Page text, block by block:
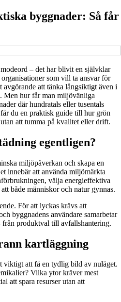
byggnader: Så får
– det har blivit en självklar
som vill ta ansvar för
att tänka långsiktigt även i
Men hur får man miljövänliga
där hundratals eller tusentals
du en praktisk guide till hur grön
att tumma på kvalitet eller drift.
egentligen?
miljöpåverkan och skapa en
innebär att använda miljömärkta
välja energieffektiva
både människor och natur gynnas.
För att lyckas krävs att
byggnadens användare samarbetar
produktval till avfallshantering.
kartläggning
viktigt att få en tydlig bild av nuläget.
Vilka ytor kräver mest
att spara resurser utan att